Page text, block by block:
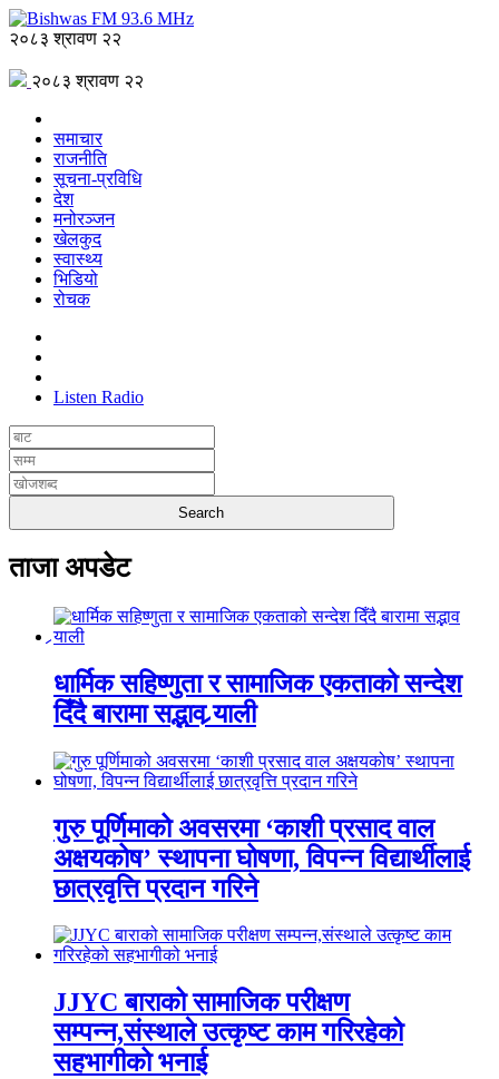
२०८३ श्रावण २२
२०८३ श्रावण २२
समाचार
राजनीति
सूचना-प्रविधि
देश
मनोरञ्जन
खेलकुद
स्वास्थ्य
भिडियो
रोचक
Listen Radio
ताजा अपडेट
धार्मिक सहिष्णुता र सामाजिक एकताको सन्देश
दिँदै बारामा सद्भाव र्‍याली
गुरु पूर्णिमाको अवसरमा ‘काशी प्रसाद वाल
अक्षयकोष’ स्थापना घोषणा, विपन्न विद्यार्थीलाई
छात्रवृत्ति प्रदान गरिने
JJYC बाराको सामाजिक परीक्षण
सम्पन्न,संस्थाले उत्कृष्ट काम गरिरहेको
सहभागीको भनाई